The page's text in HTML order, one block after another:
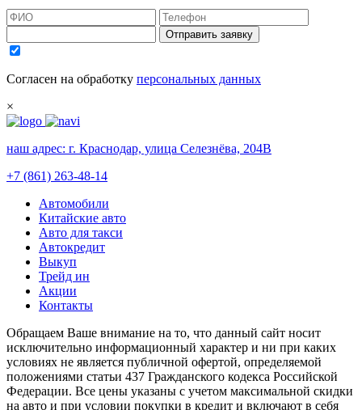
Отправить заявку
Согласен на обработку персональных данных
×
наш адрес: г. Краснодар, улица Селезнёва, 204В
+7 (861) 263-48-14
Автомобили
Китайские авто
Авто для такси
Автокредит
Выкуп
Трейд ин
Акции
Контакты
Обращаем Ваше внимание на то, что данный сайт носит
исключительно информационный характер и ни при каких
условиях не является публичной офертой, определяемой
положениями статьи 437 Гражданского кодекса Российской
Федерации. Все цены указаны с учетом максимальной скидки
на авто и при условии покупки в кредит и включают в себя